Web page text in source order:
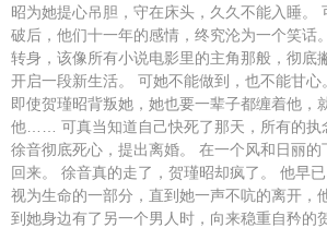
昭为她提心吊胆，守在床头，久久不能入睡。
破后，他们十一年的感情，终究沦为一个笑话
转身，该像所有小说电影里的主角那般，彻底
开启一段新生活。 可她不能做到，也不能甘
即使贺瑾昭背叛她，她也要一辈子都缠着他，
他…… 可真当知道自己快死了那天，所有的执
徐音彻底死心，提出离婚。 在一个风和日丽
回来。 徐音真的走了，贺瑾昭却疯了。 他早
视为生命的一部分，直到她一声不吭的离开，
到她身边有了另一个男人时，向来稳重自矜的